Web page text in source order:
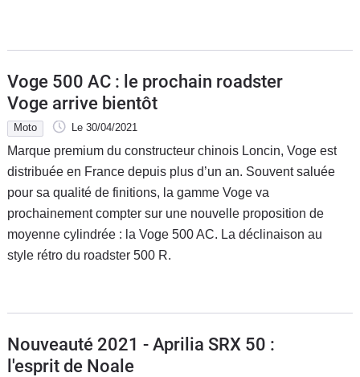
Voge 500 AC : le prochain roadster
Voge arrive bientôt
Moto Le 30/04/2021
Marque premium du constructeur chinois Loncin, Voge est
distribuée en France depuis plus d’un an. Souvent saluée
pour sa qualité de finitions, la gamme Voge va
prochainement compter sur une nouvelle proposition de
moyenne cylindrée : la Voge 500 AC. La déclinaison au
style rétro du roadster 500 R.
Nouveauté 2021 - Aprilia SRX 50 :
l'esprit de Noale